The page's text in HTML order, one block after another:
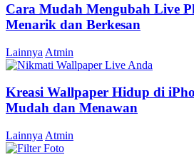
Cara Mudah Mengubah Live
Menarik dan Berkesan
Lainnya Atmin
Kreasi Wallpaper Hidup di
Mudah dan Menawan
Lainnya Atmin